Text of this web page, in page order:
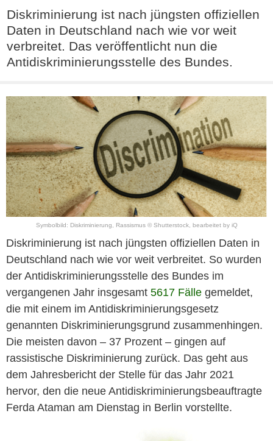
Diskriminierung ist nach jüngsten offiziellen
Daten in Deutschland nach wie vor weit
verbreitet. Das veröffentlicht nun die
Antidiskriminierungsstelle des Bundes.
Symbolbild: Diskriminierung, Rassismus © Shutterstock, bearbeitet by iQ
Diskriminierung ist nach jüngsten offiziellen Daten in
Deutschland nach wie vor weit verbreitet. So wurden
der Antidiskriminierungsstelle des Bundes im
vergangenen Jahr insgesamt 5617 Fälle gemeldet,
die mit einem im Antidiskriminierungsgesetz
genannten Diskriminierungsgrund zusammenhingen.
Die meisten davon – 37 Prozent – gingen auf
rassistische Diskriminierung zurück. Das geht aus
dem Jahresbericht der Stelle für das Jahr 2021
hervor, den die neue Antidiskriminierungsbeauftragte
Ferda Ataman am Dienstag in Berlin vorstellte.